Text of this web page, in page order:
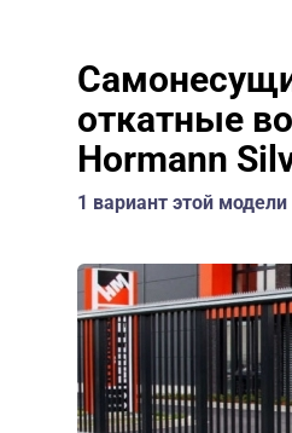
откатные
Hormann
1 вариант этой модели